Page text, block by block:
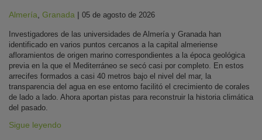
Almería Granada | 05 de agosto de 2026
Investigadores de las universidades de Almería y Granada han
identificado en varios puntos cercanos a la capital almeriense
afloramientos de origen marino correspondientes a la época geológica
previa en la que el Mediterráneo se secó casi por completo. En estos
arrecifes formados a casi 40 metros bajo el nivel del mar, la
transparencia del agua en ese entorno facilitó el crecimiento de corales
de lado a lado. Ahora aportan pistas para reconstruir la historia climática
del pasado.
Sigue leyendo